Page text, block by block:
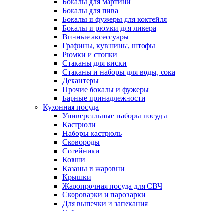
Бокалы для мартини
Бокалы для пива
Бокалы и фужеры для коктейля
Бокалы и рюмки для ликера
Винные аксессуары
Графины, кувшины, штофы
Рюмки и стопки
Стаканы для виски
Стаканы и наборы для воды, сока
Декантеры
Прочие бокалы и фужеры
Барные принадлежности
Кухонная посуда
Универсальные наборы посуды
Кастрюли
Наборы кастрюль
Сковороды
Сотейники
Ковши
Казаны и жаровни
Крышки
Жаропрочная посуда для СВЧ
Скороварки и пароварки
Для выпечки и запекания